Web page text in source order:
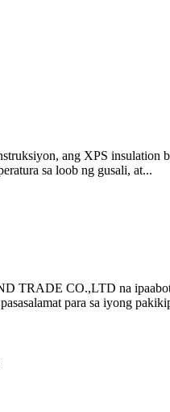
ang XPS insulation
sa loob ng gusali, at...
CO.,LTD na ipaabot
para sa iyong